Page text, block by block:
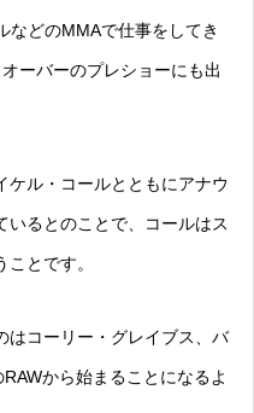
などのMMAで仕事をしてき
ーバーのプレショーにも出
ケル・コールとともにアナウ
いるとのことで、コールはス
とです。
はコーリー・グレイブス、バ
から始まることになるよ